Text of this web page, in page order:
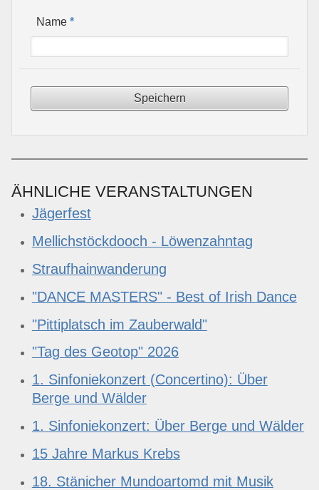
Name*
ÄHNLICHE VERANSTALTUNGEN
Jägerfest
Mellichstöckdooch - Löwenzahntag
Straufhainwanderung
"DANCE MASTERS" - Best of Irish Dance
"Pittiplatsch im Zauberwald"
"Tag des Geotop" 2026
1. Sinfoniekonzert (Concertino): Über
Berge und Wälder
1. Sinfoniekonzert: Über Berge und Wälder
15 Jahre Markus Krebs
18. Stänicher Mundoartomd mit Musik